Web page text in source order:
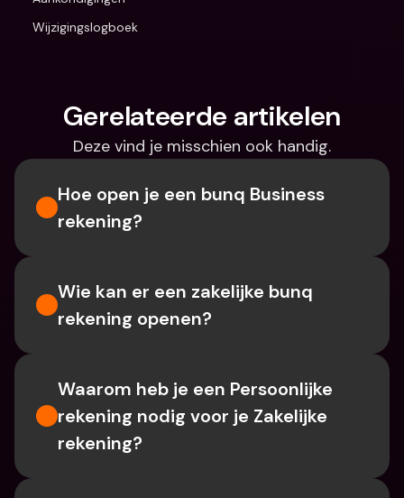
Wijzigingslogboek
Gerelateerde artikelen
Deze vind je misschien ook handig.
Hoe open je een bunq Business
rekening?
Wie kan er een zakelijke bunq
rekening openen?
Waarom heb je een Persoonlijke
rekening nodig voor je Zakelijke
rekening?